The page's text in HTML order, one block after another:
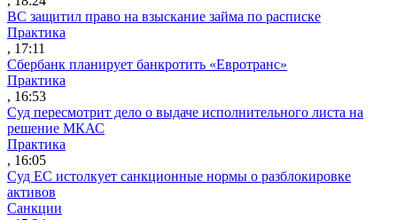
ВС защитил право на взыскание займа по расписке
Практика
, 17:11
Сбербанк планирует банкротить «Евротранс»
Практика
, 16:53
Суд пересмотрит дело о выдаче исполнительного листа на
решение МКАС
Практика
, 16:05
Суд ЕС истолкует санкционные нормы о разблокировке
активов
Санкции